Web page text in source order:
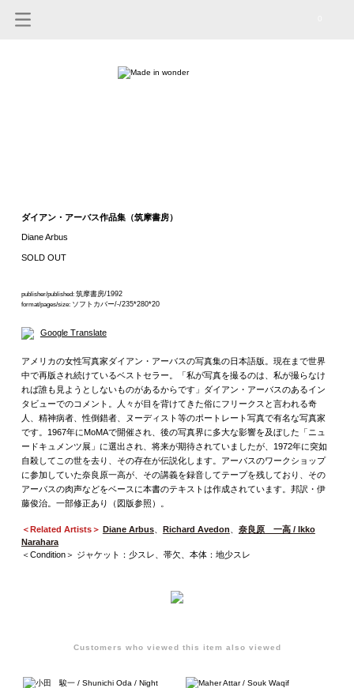
ダイアン・アーバス作品集（筑摩書房）
Diane Arbus
SOLD OUT
publisher/published: 筑摩書房/1992
format/pages/size: ソフトカバー/-/235*280*20
Google Translate
アメリカの女性写真家ダイアン・アーバスの写真集の日本語版。現在まで世界
中で再版され続けているベストセラー。「私が写真を撮るのは、私が撮らなけ
れば誰も見ようとしないものがあるからです」ダイアン・アーバスのあるイン
タビューでのコメント。人々が目を背けてきた俗にフリークスと言われる奇
人、精神病者、性倒錯者、ヌーディスト等のポートレート写真で有名な写真家
です。1967年にMoMAで開催され、後の写真界に多大な影響を及ぼした「ニュ
ードキュメンツ展」に選出され、将来が期待されていましたが、1972年に突如
自殺してこの世を去り、その存在が伝説化します。アーバスのワークショップ
に参加していた奈良原一高が、その講義を録音してテープを残しており、その
アーバスの肉声などをベースに本書のテキストは作成されています。邦訳・伊
藤俊治。一部修正あり（図版参照）。
＜Related Artists＞ Diane Arbus、 Richard Avedon
奈良原 一高 / Ikko
Narahara
＜Condition＞ ジャケット：少スレ、帯欠、本体：地少スレ
Customers who viewed this item also viewed